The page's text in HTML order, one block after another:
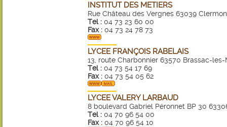
INSTITUT DES METIERS
Rue Château des Vergnes 63039
Tel : 04 73 23 60 00
Fax : 04 73 24 78 73
LYCEE FRANÇOIS RABELAIS
13, route Charbonnier 63570 Brassac-les-
Tel : 04 73 54 17 69
Fax : 04 73 54 05 62
LYCEE VALERY LARBAUD
8 boulevard Gabriel Péronnet BP 30
Tel : 04 70 96 54 00
Fax : 04 70 96 54 10